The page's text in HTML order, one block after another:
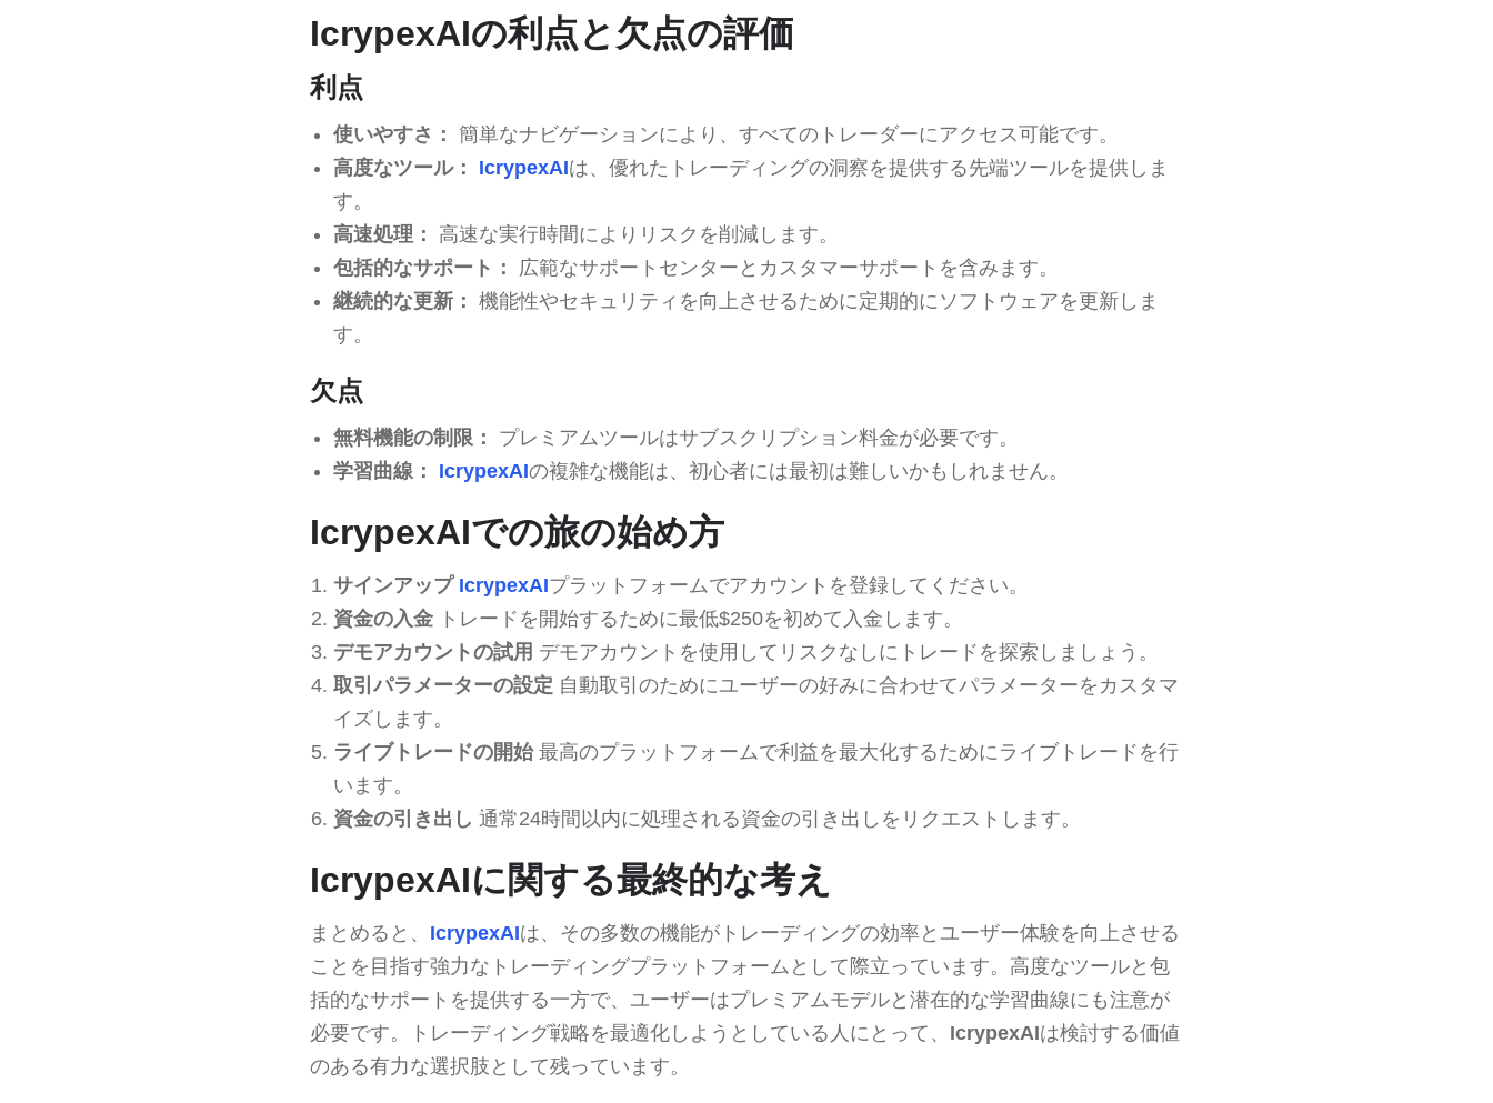
IcrypexAIの利点と欠点の評価
利点
使いやすさ： 簡単なナビゲーションにより、すべてのトレーダーにアクセス可能です。
高度なツール：
IcrypexAIは、優れたトレーディングの洞察を提供する先端ツールを提供しま
す。
高速処理：
高速な実行時間によりリスクを削減します。
包括的なサポート：
広範なサポートセンターとカスタマーサポートを含みます。
継続的な更新： 機能性やセキュリティを向上させるために定期的にソフトウェアを更新しま
す。
欠点
無料機能の制限：
プレミアムツールはサブスクリプション料金が必要です。
学習曲線：
IcrypexAIの複雑な機能は、初心者には最初は難しいかもしれません。
IcrypexAIでの旅の始め方
サインアップ IcrypexAIプラットフォームでアカウントを登録してください。
資金の入金トレードを開始するために最低$250を初めて入金します。
デモアカウントの試用 デモアカウントを使用してリスクなしにトレードを探索しましょう。
取引パラメーターの設定 自動取引のためにユーザーの好みに合わせてパラメーターをカスタマ
イズします。
ライブトレードの開始最高のプラットフォームで利益を最大化するためにライブトレードを行
います。
資金の引き出し 通常24時間以内に処理される資金の引き出しをリクエストします。
IcrypexAIに関する最終的な考え
まとめると、 IcrypexAIは、その多数の機能がトレーディングの効率とユーザー体験を向上させる
ことを目指す強力なトレーディングプラットフォームとして際立っています。高度なツールと包
括的なサポートを提供する一方で、ユーザーはプレミアムモデルと潜在的な学習曲線にも注意が
必要です。トレーディング戦略を最適化しようとしている人にとって、 IcrypexAIは検討する価値
のある有力な選択肢として残っています。